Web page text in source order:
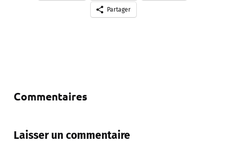
Partager
Commentaires
Laisser un commentaire